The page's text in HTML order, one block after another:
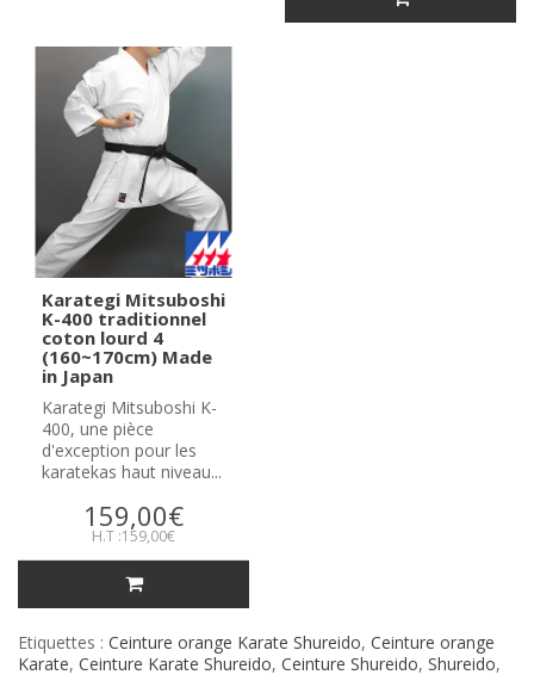
Karategi Mitsuboshi
K-400 traditionnel
coton lourd 4
(160~170cm) Made
in Japan
Karategi Mitsuboshi K-
400, une pièce
d'exception pour les
karatekas haut niveau...
159,00€
H.T :159,00€
Etiquettes : Ceinture orange Karate Shureido, Ceinture orange
Karate, Ceinture Karate Shureido, Ceinture Shureido, Shureido,